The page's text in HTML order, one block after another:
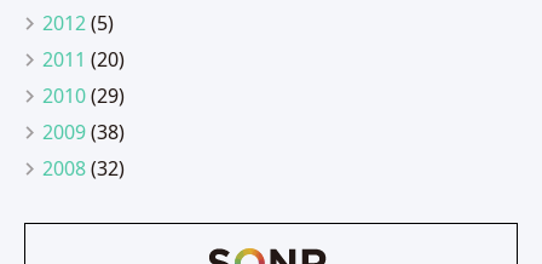
2012(5)
2011 (20)
2010(29)
2009(38)
2008(32)